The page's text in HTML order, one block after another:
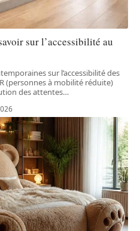
sur l’accessibilité au
sur l’accessibilité des
(personnes à mobilité réduite)
des attentes…